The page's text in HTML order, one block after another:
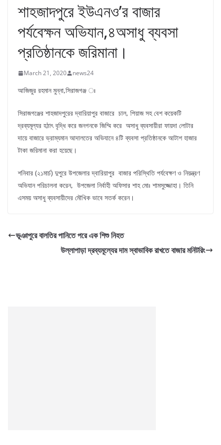
শাহজাদপুরে ইউএনও’র বাজার
পর্যবেক্ষন অভিযান,৪অসাধু ব্যবসা
প্রতিষ্ঠানকে জরিমানা।
March 21, 2020 news24
আজিজুর রহমান মুন্না,সিরাজগঞ্জ ঃ
সিরাজগঞ্জের শাহজাদপুরের দ্বারিয়াপুর বাজারে চাল, পিয়াজ সহ বেশ কয়েকটি
দ্রব্যমূল্যর হঠাৎ বৃদ্ধি করে জনগনকে জিম্মি করে অসাধু ব্যবসায়ীরা ফায়দা লোটার
দায়ে বাজারে ভ্রাম্যমান আদালতের অভিযানে ৪টি ব্যবসা প্রতিষ্ঠানকে আটাশ হাজার
টাকা জরিমানা করা হয়েছে।
শনিবার (২১মার্চ) দুপুরে উপজেলার দ্বারিয়াপুর বাজার পরিস্থিতি পর্যবেক্ষণ ও নিয়ন্ত্রণ
অভিযান পরিচালনা করেন, উপজেলা নির্বাহী অফিসার শাহ মোঃ শামসুজ্জোহা। তিনি
এসময় অসাধু ব্যবসায়ীদের মৌখিক ভাবে সতর্ক করেন।
ভূঞাপুরে বালতির পানিতে পরে এক শিশু নিহত
উল্লাপাড়া দ্রব্যমূল্যের দাম স্বাভাবিক রাখতে বাজার মনিটরিং